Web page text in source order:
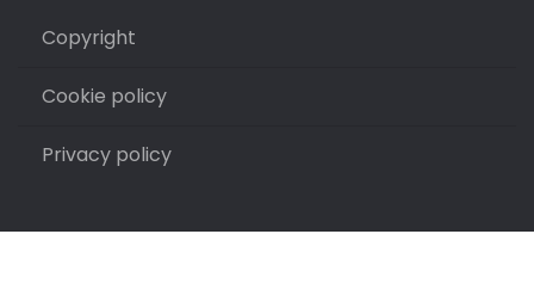
Copyright
Cookie policy
Privacy policy